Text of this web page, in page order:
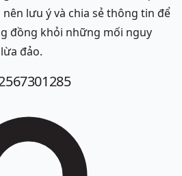
lưu ý và chia sẻ thông tin để
đồng khỏi những mối nguy
đảo.